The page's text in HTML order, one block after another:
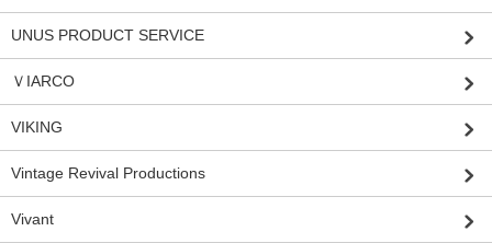
UNUS PRODUCT SERVICE
ＶIARCO
VIKING
Vintage Revival Productions
Vivant